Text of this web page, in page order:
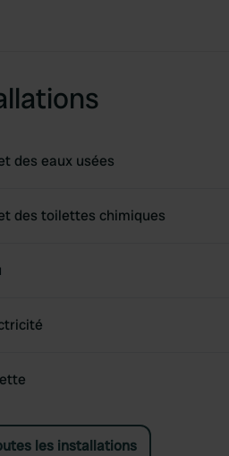
des eaux usées
des toilettes chimiques
les installations